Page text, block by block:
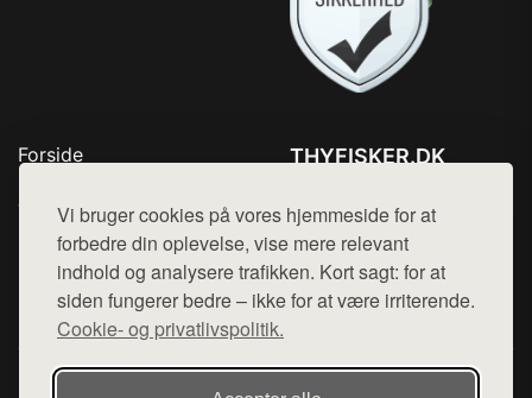
Vi bruger cookies på vores hjemmeside for at
forbedre din oplevelse, vise mere relevant
indhold og analysere trafikken. Kort sagt: for at
siden fungerer bedre – ikke for at være irriterende.
Cookie- og privatlivspolitik.
Forside
Top Rabatter
Kontakt
THYFISKER.DK
Mail: hej@want.dk
Cookie- og privatlivspolitik